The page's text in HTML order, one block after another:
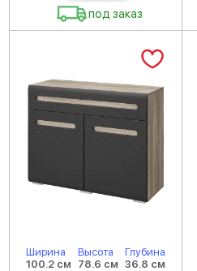
под заказ
Ширина
100.2 см
Высота
78.6 см
Глубина
36.8 см